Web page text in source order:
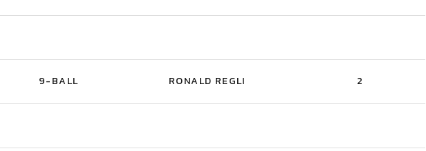
9-BALL RONALD REGLI 2